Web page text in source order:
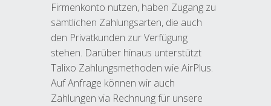
Firmenkonto nutzen, haben Zugang zu
sämtlichen Zahlungsarten, die auch
den Privatkunden zur Verfügung
stehen. Darüber hinaus unterstützt
Talixo Zahlungsmethoden wie AirPlus.
Auf Anfrage können wir auch
Zahlungen via Rechnung für unsere